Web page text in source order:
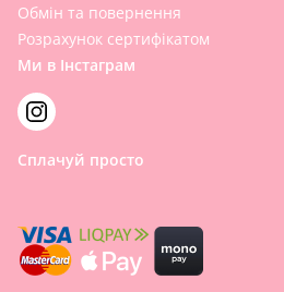
Обмін та повернення
Розрахунок сертифікатом
Ми в Інстаграм
Сплачуй просто